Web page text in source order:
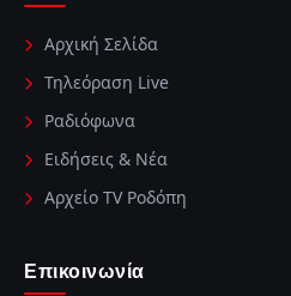
Αρχική Σελίδα
Τηλεόραση Live
Ραδιόφωνα
Ειδήσεις & Νέα
Αρχείο TV Ροδόπη
Επικοινωνία